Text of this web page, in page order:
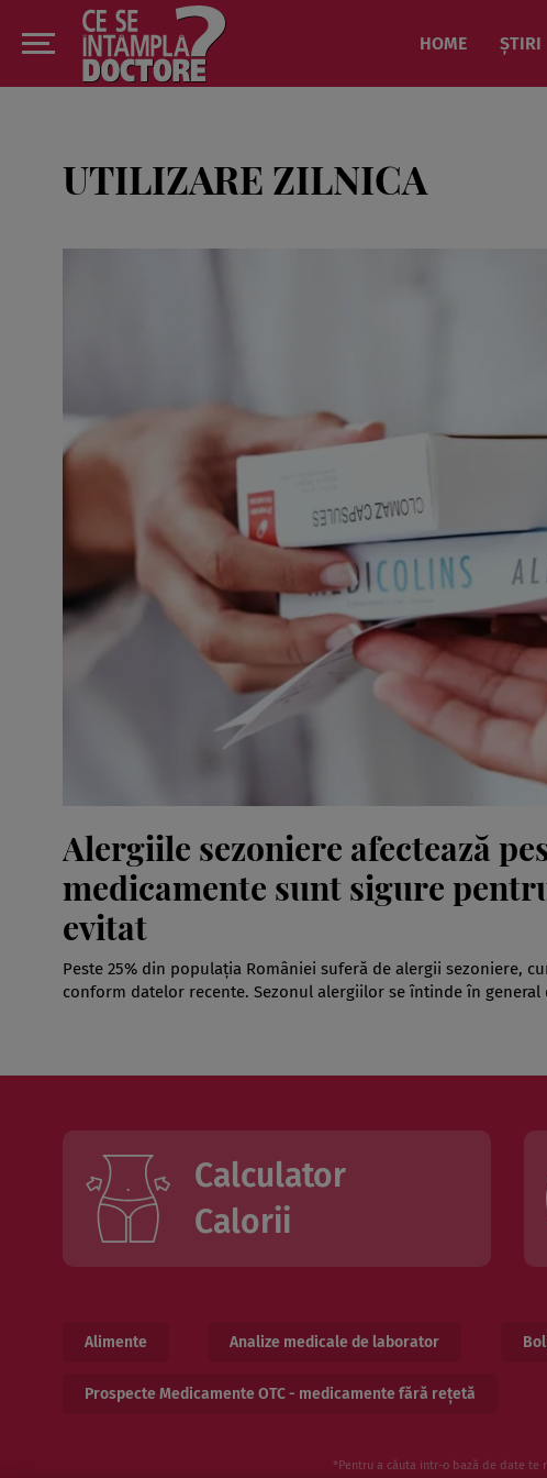
HOME ȘTIRI
UTILIZARE ZILNICA
Alergiile sezoniere afectează
medicamente sunt sigure
evitat
Peste 25% din populația României suferă de alergii sezoniere,
conform datelor recente. Sezonul alergiilor se întinde în
Calculator
Calorii
Alimente Analize medicale de laborator
Prospecte Medicamente OTC - medicamente fără rețetă
*Pentru a căuta intr-o bază de date te